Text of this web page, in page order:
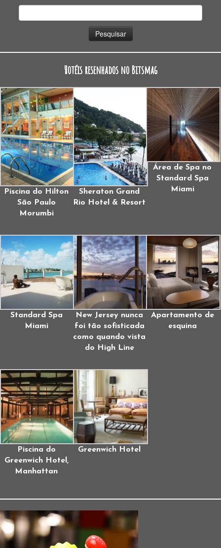
Hotéis resenhados no Bitsmag
Piscina do Hilton
São Paulo
Morumbi
Sheraton Grand
Rio Hotel & Resort
Área de Spa no
Standard Spa
Miami
Standard Spa
Miami
New Jersey nunca
foi tão sofisticada
como quando vista
do High Line
Apartamento de
esquina
Piscina do
Greenwich Hotel,
Manhattan
Greenwich Hotel